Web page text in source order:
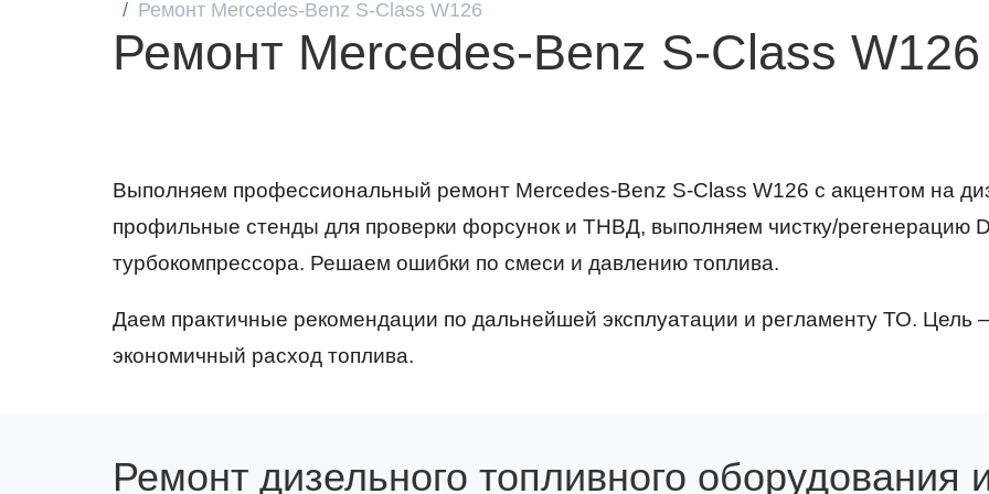
Ремонт Mercedes-Benz S-Class W126
Ремонт Mercedes-Benz S-Class W126
Выполняем профессиональный ремонт Mercedes-Benz S-Class W126 с акцентом на
профильные стенды для проверки форсунок и ТНВД, выполняем чистку/регенерацию
турбокомпрессора. Решаем ошибки по смеси и давлению топлива.
Даем практичные рекомендации по дальнейшей эксплуатации и регламенту ТО. Цель
экономичный расход топлива.
Ремонт дизельного топливного оборудования